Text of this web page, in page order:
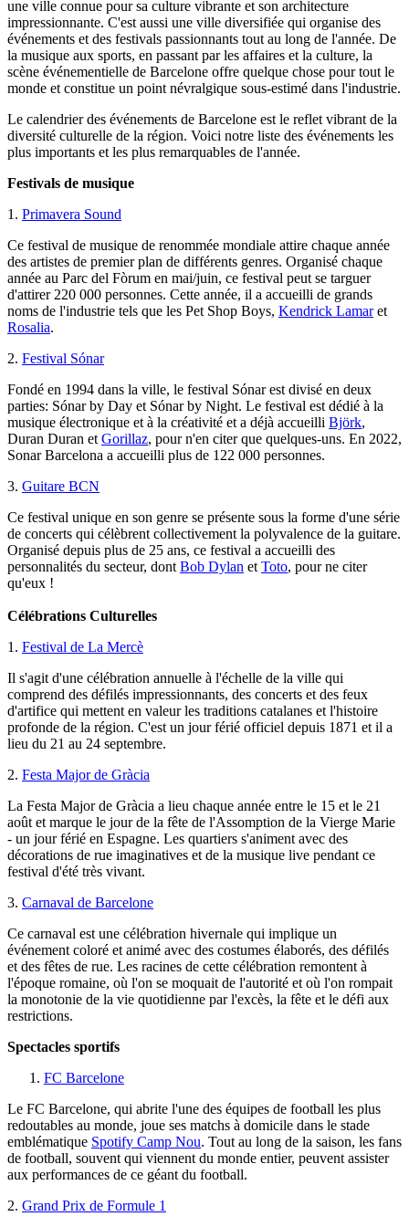
une ville connue pour sa culture vibrante et son architecture
impressionnante. C'est aussi une ville diversifiée qui organise des
événements et des festivals passionnants tout au long de l'année. De
la musique aux sports, en passant par les affaires et la culture, la
scène événementielle de Barcelone offre quelque chose pour tout le
monde et constitue un point névralgique sous-estimé dans l'industrie.
Le calendrier des événements de Barcelone est le reflet vibrant de la
diversité culturelle de la région. Voici notre liste des événements les
plus importants et les plus remarquables de l'année.
Festivals de musique
1. Primavera Sound
Ce festival de musique de renommée mondiale attire chaque année
des artistes de premier plan de différents genres. Organisé chaque
année au Parc del Fòrum en mai/juin, ce festival peut se targuer
d'attirer 220 000 personnes. Cette année, il a accueilli de grands
noms de l'industrie tels que les Pet Shop Boys, Kendrick Lamaret
Rosalia.
2. Festival Sónar
Fondé en 1994 dans la ville, le festival Sónar est divisé en deux
parties: Sónar by Day et Sónar by Night. Le festival est dédié à la
musique électronique et à la créativité et a déjà accueilli Björk,
Duran Duran et Gorillaz, pour n'en citer que quelques-uns. En 2022,
Sonar Barcelona a accueilli plus de 122 000 personnes.
3. Guitare BCN
Ce festival unique en son genre se présente sous la forme d'une série
de concerts qui célèbrent collectivement la polyvalence de la guitare.
Organisé depuis plus de 25 ans, ce festival a accueilli des
personnalités du secteur, dont Bob Dylan et Toto, pour ne citer
qu'eux !
Célébrations Culturelles
1. Festival de La Mercè
Il s'agit d'une célébration annuelle à l'échelle de la ville qui
comprend des défilés impressionnants, des concerts et des feux
d'artifice qui mettent en valeur les traditions catalanes et l'histoire
profonde de la région. C'est un jour férié officiel depuis 1871 et il a
lieu du 21 au 24 septembre.
2. Festa Major de Gràcia
La Festa Major de Gràcia a lieu chaque année entre le 15 et le 21
août et marque le jour de la fête de l'Assomption de la Vierge Marie
- un jour férié en Espagne. Les quartiers s'animent avec des
décorations de rue imaginatives et de la musique live pendant ce
festival d'été très vivant.
3. Carnaval de Barcelone
Ce carnaval est une célébration hivernale qui implique un
événement coloré et animé avec des costumes élaborés, des défilés
et des fêtes de rue. Les racines de cette célébration remontent à
l'époque romaine, où l'on se moquait de l'autorité et où l'on rompait
la monotonie de la vie quotidienne par l'excès, la fête et le défi aux
restrictions.
Spectacles sportifs
FC Barcelone
Le FC Barcelone, qui abrite l'une des équipes de football les plus
redoutables au monde, joue ses matchs à domicile dans le stade
emblématique Spotify Camp Nou. Tout au long de la saison, les fans
de football, souvent qui viennent du monde entier, peuvent assister
aux performances de ce géant du football.
2. Grand Prix de Formule 1